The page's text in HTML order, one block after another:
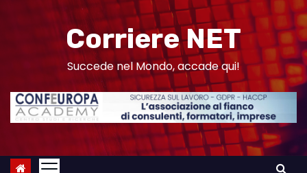
Corriere NET
Succede nel Mondo, accade qui!